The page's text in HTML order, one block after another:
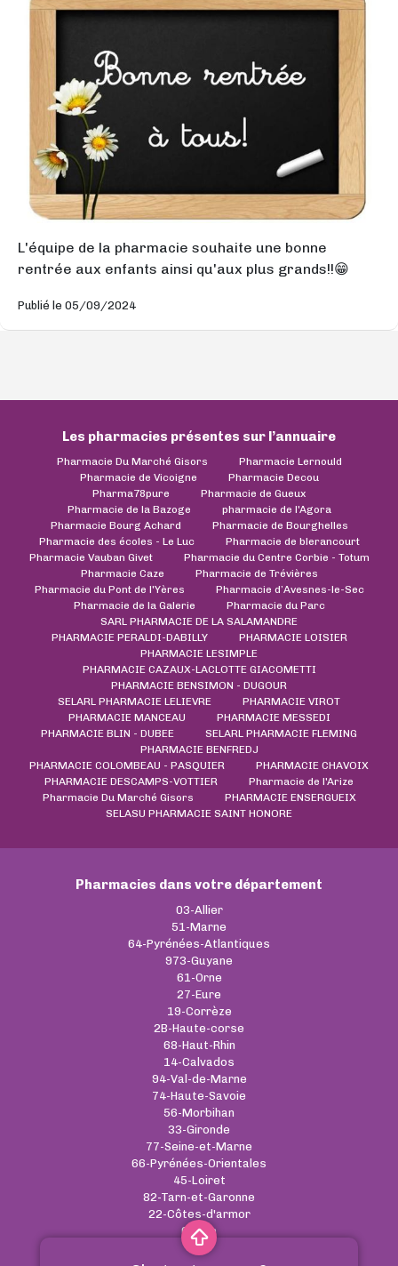
L'équipe de la pharmacie souhaite une bonne
rentrée aux enfants ainsi qu'aux plus grands!!😁
Publié le 05/09/2024
Les pharmacies présentes sur l’annuaire
Pharmacie Du Marché Gisors
Pharmacie Lernould
Pharmacie de Vicoigne
Pharmacie Decou
Pharma78pure
Pharmacie de Gueux
Pharmacie de la Bazoge
pharmacie de l'Agora
Pharmacie Bourg Achard
Pharmacie de Bourghelles
Pharmacie des écoles - Le Luc
Pharmacie de blerancourt
Pharmacie Vauban Givet
Pharmacie du Centre Corbie - Totum
Pharmacie Caze
Pharmacie de Trévières
Pharmacie du Pont de l'Yères
Pharmacie d’Avesnes-le-Sec
Pharmacie de la Galerie
Pharmacie du Parc
SARL PHARMACIE DE LA SALAMANDRE
PHARMACIE PERALDI-DABILLY
PHARMACIE LOISIER
PHARMACIE LESIMPLE
PHARMACIE CAZAUX-LACLOTTE GIACOMETTI
PHARMACIE BENSIMON - DUGOUR
SELARL PHARMACIE LELIEVRE
PHARMACIE VIROT
PHARMACIE MANCEAU
PHARMACIE MESSEDI
PHARMACIE BLIN - DUBEE
SELARL PHARMACIE FLEMING
PHARMACIE BENFREDJ
PHARMACIE COLOMBEAU - PASQUIER
PHARMACIE CHAVOIX
PHARMACIE DESCAMPS-VOTTIER
Pharmacie de l'Arize
Pharmacie Du Marché Gisors
PHARMACIE ENSERGUEIX
SELASU PHARMACIE SAINT HONORE
Pharmacies dans votre département
03-Allier
51-Marne
64-Pyrénées-Atlantiques
973-Guyane
61-Orne
27-Eure
19-Corrèze
2B-Haute-corse
68-Haut-Rhin
14-Calvados
94-Val-de-Marne
74-Haute-Savoie
56-Morbihan
33-Gironde
77-Seine-et-Marne
66-Pyrénées-Orientales
45-Loiret
82-Tarn-et-Garonne
22-Côtes-d'armor
01-Ain